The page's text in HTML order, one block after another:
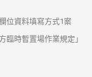
位資料填寫方式1案
臨時暫置場作業規定」